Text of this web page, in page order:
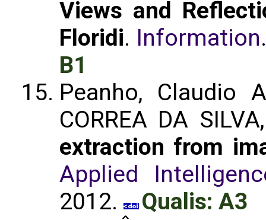
Views and
Floridi. Information
B1
Peanho, Claudio
CORREA DA
extraction from
Applied
2012.
Qualis: A3